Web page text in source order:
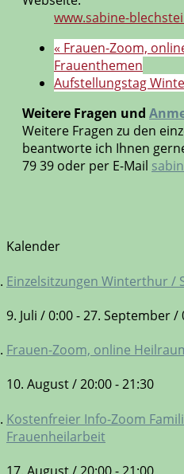
www.sabine-
« Frauen-Zoom,
Frauenthemen
Aufstellungstag
Weitere Fragen und
Weitere Fragen zu den
beantworte ich Ihnen
79 39 oder per E-Mail
Kalender
Einzelsitzungen Winterthur /
9. Juli / 0:00-27. September /
Frauen-Zoom, online
10. August / 20:00-21:30
Kostenfreier Info-Zoom
Frauenheilarbeit